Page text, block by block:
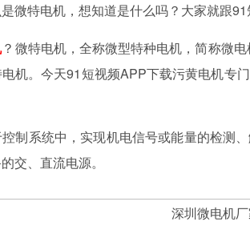
微特电机 ，想知道是什么吗？大家就跟
？微特电机，全称微型特种电机，简称微
机。今天91短视频APP下载污黄电机专
制系统中，实现机电信号或能量的检测
交、直流电源。